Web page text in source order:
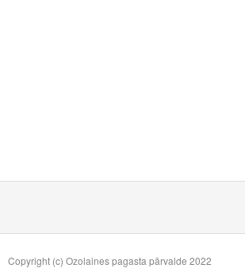
Copyright (c) Ozolaines pagasta pārvalde 2022